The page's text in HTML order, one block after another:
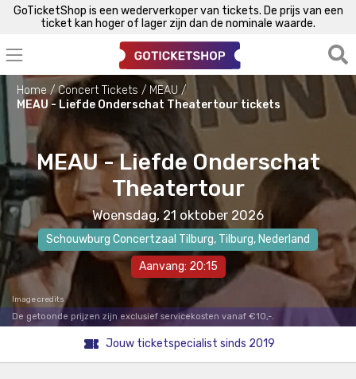
GoTicketShop is een wederverkoper van tickets. De prijs van een
ticket kan hoger of lager zijn dan de nominale waarde.
Home Concert Tickets
MEAU
MEAU - Liefde Onderschat Theatertour tickets
MEAU - Liefde Onderschat
Theatertour
Woensdag, 21 oktober 2026
Schouwburg Concertzaal Tilburg, Tilburg, Nederland
Aanvang: 20:15
Image credits
De getoonde prijzen zijn exclusief servicekosten vanaf €10,-.
Jouw ticketspecialist sinds 2019